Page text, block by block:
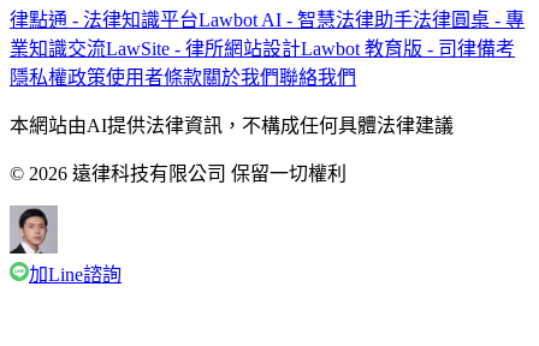
律點通 - 法律知識平台Lawbot AI - 智慧法律助手法律圓桌 - 專
業知識交流LawSite - 律所網站設計Lawbot 教育版 - 司律備考
隱私權政策使用者條款關於我們聯絡我們
本網站由AI提供法律資訊，不構成任何具體法律建議
© 2026 遠律科技有限公司 保留一切權利
加Line諮詢